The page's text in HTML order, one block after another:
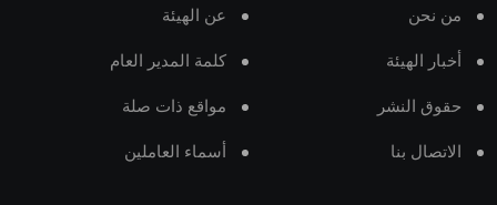
من نحن عن الهيئة
أخبار الهيئة كلمة المدير العام
حقوق النشر مواقع ذات صلة
الاتصال بنا أسماء العاملين